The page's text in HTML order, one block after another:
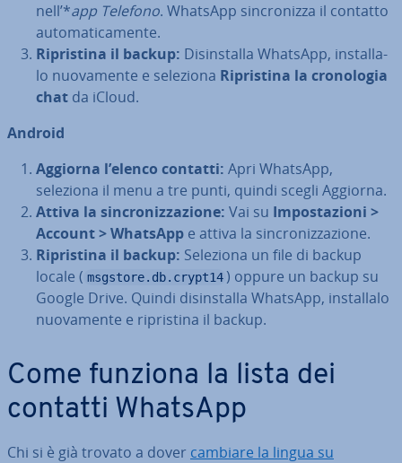
nell’*app Telefono. WhatsApp sin­cro­niz­za il contatto
au­to­ma­ti­ca­men­te.
Ri­pri­sti­na il backup: Di­sin­stal­la WhatsApp, in­stal­la­
lo nuo­va­men­te e seleziona Ri­pri­sti­na la cro­no­lo­gia
chat da iCloud.
Android
Aggiorna l’elenco contatti: Apri WhatsApp,
seleziona il menu a tre punti, quindi scegli Aggiorna.
Attiva la sin­cro­niz­za­zio­ne: Vai su Im­po­sta­zio­ni >
Account > WhatsApp e attiva la sin­cro­niz­za­zio­ne.
Ri­pri­sti­na il backup: Seleziona un file di backup
locale ( msgstore.db.crypt14 ) oppure un backup su
Google Drive. Quindi di­sin­stal­la WhatsApp, in­stal­la­lo
nuo­va­men­te e ri­pri­sti­na il backup.
Come funziona la lista dei
contatti WhatsApp
Chi si è già trovato a dover cambiare la lingua su